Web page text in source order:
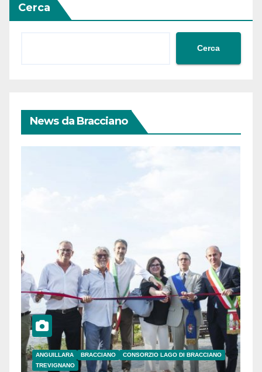
Cerca
Cerca
News da Bracciano
ANGUILLARA BRACCIANO
CONSORZIO LAGO DI BRACCIANO
TREVIGNANO